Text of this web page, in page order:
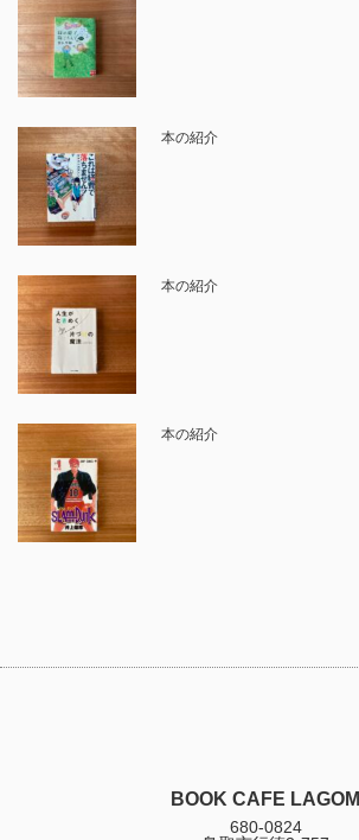
本の紹介
本の紹介
本の紹介
BOOK CAFE LAGOM
680-0824